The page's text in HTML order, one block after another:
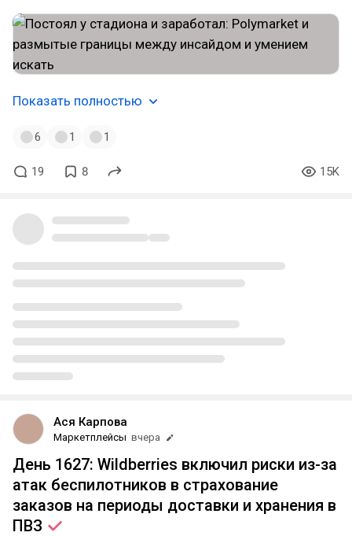
Показать полностью
6 1 1
19 8 15K
Ася Карпова
Маркетплейсы вчера
День 1627: Wildberries включил риски из-за
атак беспилотников в страхование
заказов на периоды доставки и хранения в
ПВЗ